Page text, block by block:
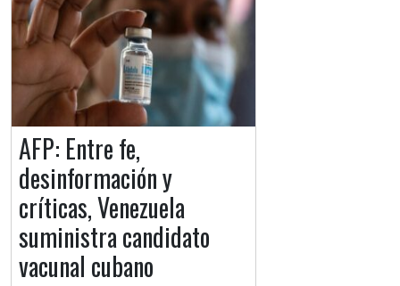
AFP: Entre fe,
desinformación y
críticas, Venezuela
suministra candidato
vacunal cubano